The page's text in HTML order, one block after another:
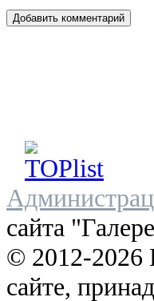
сайта
© 2012-2026
сайте,